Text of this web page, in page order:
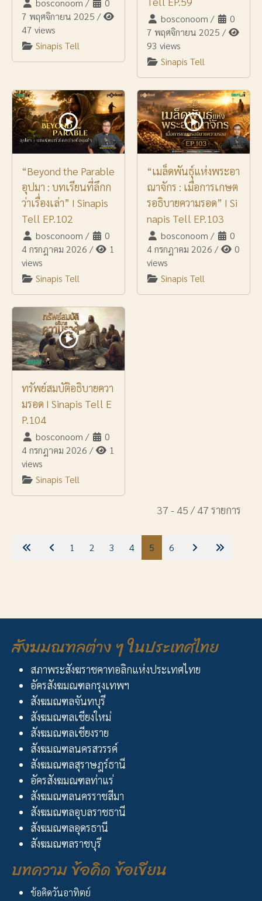
bosconoom /
0
7 พฤศจิกายน 2025 /
47 views
Sinapis Tell
bosconoom /
0
7 พฤศจิกายน 2025 /
93 views
Sinapis Tell
“Beyond the Parable
อุปมา : บทเรียนที่ลึกก
ว่าเรื่องเล่า” I Sinapis
Tell EP.102
bosconoom /
0
4 กรกฎาคม 2026 /
1
views
Sinapis Tell
“เมล็ดพันธุ์แห่งพระอา
ณาจักร : เมื่อการเกษต
รอธิบายความรอด” I Si
napis Tell EP.103
bosconoom /
0
4 กรกฎาคม 2026 /
0
views
Sinapis Tell
ทรัพย์สมบัติอธิบายควา
มรอด I Sinapis Tell E
P.104
bosconoom /
0
4 กรกฎาคม 2026 /
1
views
Sinapis Tell
37 - 45 / 47 รายการ
1 2 3 4 5 6
สังฆมณฑลต่าง ๆ ในประเทศไทย
สภาพระสังฆราชคาทอลิกแห่งประเทศไทย
อัครสังฆมณฑลกรุงเทพฯ
สังฆมณฑลจันทบุรี
สังฆมณฑลเชียงใหม่
สังฆมณฑลเชียงราย
สังฆมณฑลนครสวรรค์
สังฆมณฑลสุราษฎร์ธานี
อัครสังฆมณฑลท่าแร่
สังฆมณฑลนครราชสีมา
สังฆมณฑลอุบลราชธานี
สังฆมณฑลอุดรธานี
สังฆมณฑลราชบุรี
บทความ ข้อคิด ข้อเขียน
ข้อคิดวันอาทิตย์